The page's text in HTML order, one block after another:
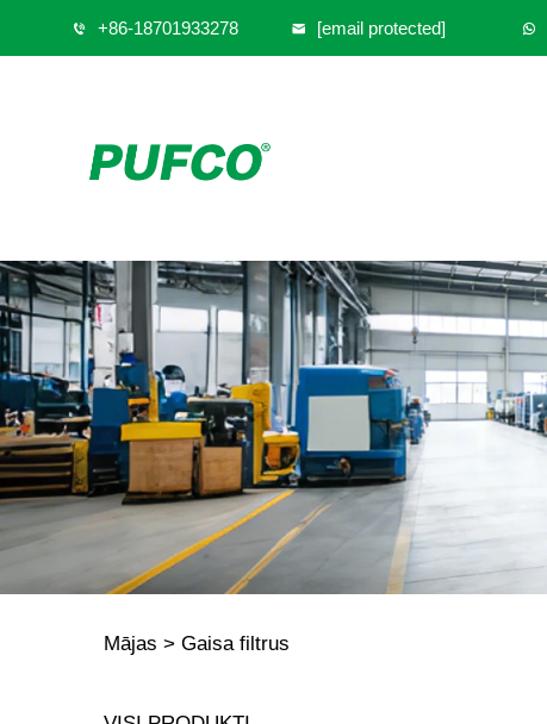
+86-18701933278 [email protected]
Mājas > Gaisa filtrus